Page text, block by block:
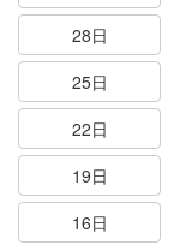
28日
25日
22日
19日
16日